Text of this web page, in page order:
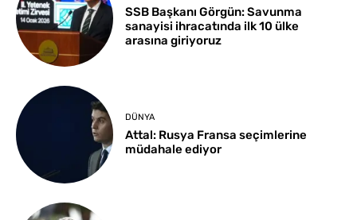
SSB Başkanı Görgün: Savunma
sanayisi ihracatında ilk 10 ülke
arasına giriyoruz
DÜNYA
Attal: Rusya Fransa seçimlerine
müdahale ediyor